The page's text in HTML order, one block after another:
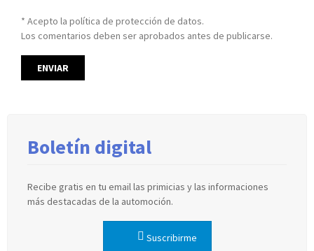
* Acepto la política de protección de datos.
Los comentarios deben ser aprobados antes de publicarse.
Boletín digital
Recibe gratis en tu email las primicias y las informaciones
más destacadas de la automoción.
Suscribirme